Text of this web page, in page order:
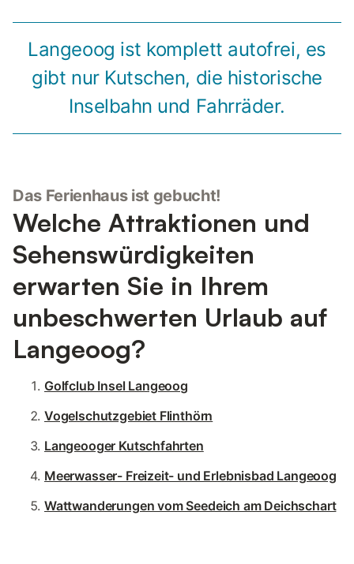
Langeoog ist komplett autofrei, es
gibt nur Kutschen, die historische
Inselbahn und Fahrräder.
Das Ferienhaus ist gebucht!
Welche Attraktionen und
Sehenswürdigkeiten
erwarten Sie in Ihrem
unbeschwerten Urlaub auf
Langeoog?
Golfclub Insel Langeoog
Vogelschutzgebiet Flinthörn
Langeooger Kutschfahrten
Meerwasser- Freizeit- und Erlebnisbad Langeoog
Wattwanderungen vom Seedeich am Deichschart